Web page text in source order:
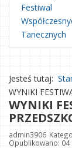
Festiwal
Tanecznych
Jesteś tutaj:
WYNIKI
WYNIKI
admin3906
Opublikowano: 04